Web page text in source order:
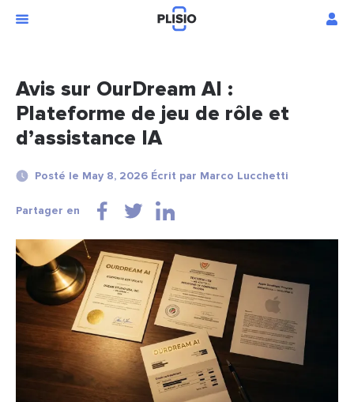
Avis sur OurDream AI :
Plateforme de jeu de rôle et
d’assistance IA
Posté le May 8, 2026 Écrit par Marco Lucchetti
Partager en